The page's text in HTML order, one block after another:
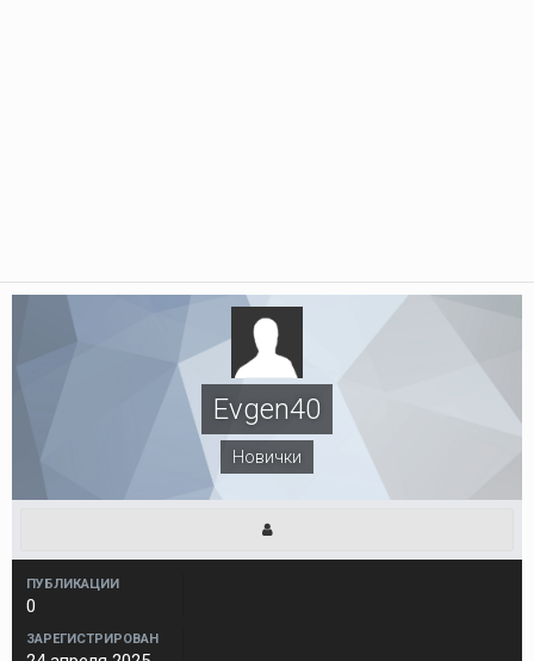
Evgen40
Новички
ПУБЛИКАЦИИ
0
ЗАРЕГИСТРИРОВАН